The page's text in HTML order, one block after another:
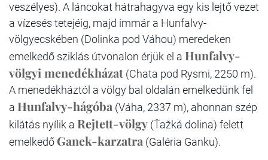
veszélyes). A láncokat hátrahagyva egy kis lejtő vezet
a vízesés tetejéig, majd immár a Hunfalvy-
völgyecskében (Dolinka pod Váhou) meredeken
emelkedő sziklás útvonalon érjük el a Hunfalvy-
völgyi menedékházat (Chata pod Rysmi, 2250 m).
A menedékháztól a völgy bal oldalán emelkedünk fel
a Hunfalvy-hágóba (Váha, 2337 m), ahonnan szép
kilátás nyílik a Rejtett-völgy (Ťažká dolina) felett
emelkedő Ganek-karzatra (Galéria Ganku).